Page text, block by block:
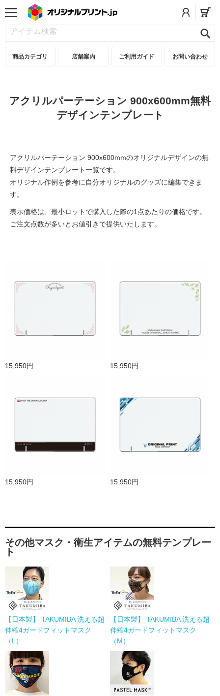
商品カテゴリ 店舗案内 ご利用ガイド お問い合わせ
アクリルパーテーション 900x600mm無料
デザインテンプレート
アクリルパーテーション 900x600mmのオリジナルデザインの無
料デザインテンプレート一覧です。
オリジナル作例を参考に自分オリジナルのグッズに編集できま
す。
表示価格は、最小ロットで購入した際の1点あたりの価格です。
ご注文点数が多いとお値引きで提供いたします。
15,950円 15,950円
15,950円 15,950円
その他マスク・衛生アイテムの無料テンプレー
ト
【日本製】 TAKUMIBA 洗える超
伸縮4ガードフィットマスク
（L）
【日本製】 TAKUMIBA 洗える超
伸縮4ガードフィットマスク
（M）